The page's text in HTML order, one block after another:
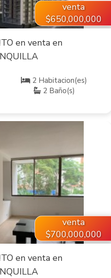
venta
$650,000,000
en venta en
2 Habitacion(es)
2 Baño(s)
venta
$700,000,000
en venta en